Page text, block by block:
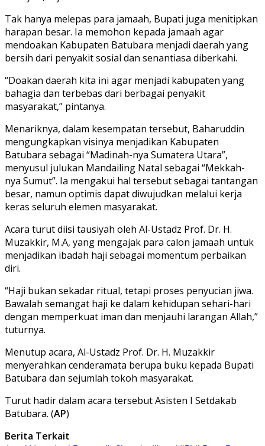
Tak hanya melepas para jamaah, Bupati juga menitipkan
harapan besar. Ia memohon kepada jamaah agar
mendoakan Kabupaten Batubara menjadi daerah yang
bersih dari penyakit sosial dan senantiasa diberkahi.
“Doakan daerah kita ini agar menjadi kabupaten yang
bahagia dan terbebas dari berbagai penyakit
masyarakat,” pintanya.
Menariknya, dalam kesempatan tersebut, Baharuddin
mengungkapkan visinya menjadikan Kabupaten
Batubara sebagai “Madinah-nya Sumatera Utara”,
menyusul julukan Mandailing Natal sebagai “Mekkah-
nya Sumut”. Ia mengakui hal tersebut sebagai tantangan
besar, namun optimis dapat diwujudkan melalui kerja
keras seluruh elemen masyarakat.
Acara turut diisi tausiyah oleh Al-Ustadz Prof. Dr. H.
Muzakkir, M.A, yang mengajak para calon jamaah untuk
menjadikan ibadah haji sebagai momentum perbaikan
diri.
“Haji bukan sekadar ritual, tetapi proses penyucian jiwa.
Bawalah semangat haji ke dalam kehidupan sehari-hari
dengan memperkuat iman dan menjauhi larangan Allah,”
tuturnya.
Menutup acara, Al-Ustadz Prof. Dr. H. Muzakkir
menyerahkan cenderamata berupa buku kepada Bupati
Batubara dan sejumlah tokoh masyarakat.
Turut hadir dalam acara tersebut Asisten I Setdakab
Batubara. (AP)
Berita Terkait